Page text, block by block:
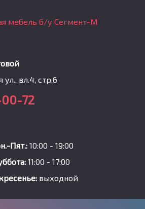
вл.4, стр.6
00-72
Пят.: 10:00 - 19:00
11:00 - 17:00
выходной